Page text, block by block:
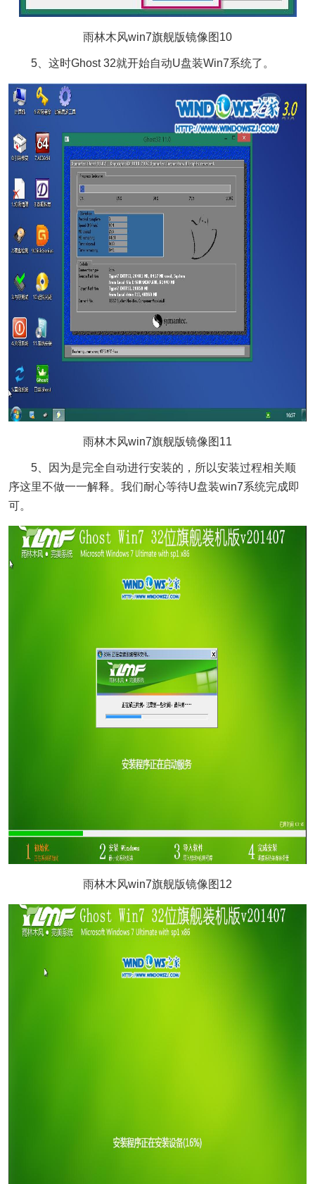
雨林木风win7旗舰版镜像图10
5、这时Ghost 32就开始自动U盘装Win7系统了。
雨林木风win7旗舰版镜像图11
5、因为是完全自动进行安装的，所以安装过程相关顺
序这里不做一一解释。我们耐心等待U盘装win7系统完成即
可。
雨林木风win7旗舰版镜像图12